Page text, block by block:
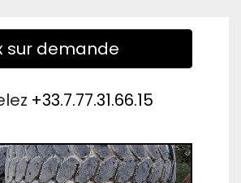
sur demande
+33.7.77.31.66.15